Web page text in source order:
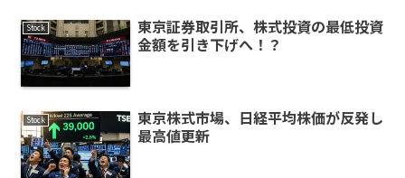
Stock
東京証券取引所、株式投資の最低投資
金額を引き下げへ！？
Stock
東京株式市場、日経平均株価が反発し
最高値更新